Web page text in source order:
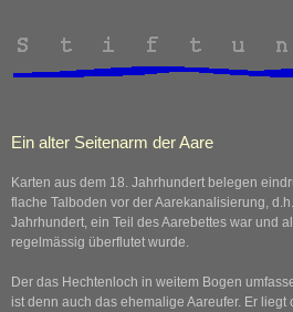
Ein alter Seitenarm der Aare
Karten aus dem 18. Jahrhundert belegen
flache Talboden vor der Aarekanalisierung,
Jahrhundert, ein Teil des Aarebettes war und
regelmässig überflutet wurde.
Der das Hechtenloch in weitem Bogen
ist denn auch das ehemalige Aareufer. Er liegt